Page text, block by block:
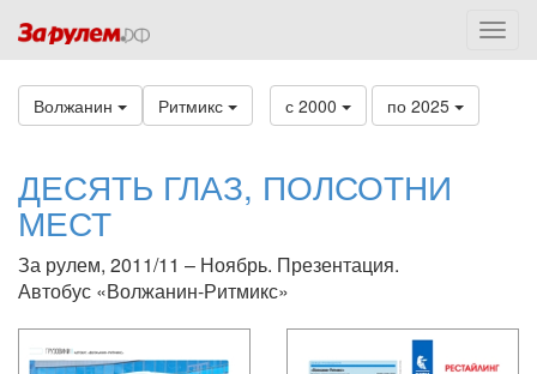
Волжанин Ритмикс с 2000 по 2025
ДЕСЯТЬ ГЛАЗ, ПОЛСОТНИ
МЕСТ
За рулем, 2011/11 – Ноябрь. Презентация.
Автобус «Волжанин-Ритмикс»